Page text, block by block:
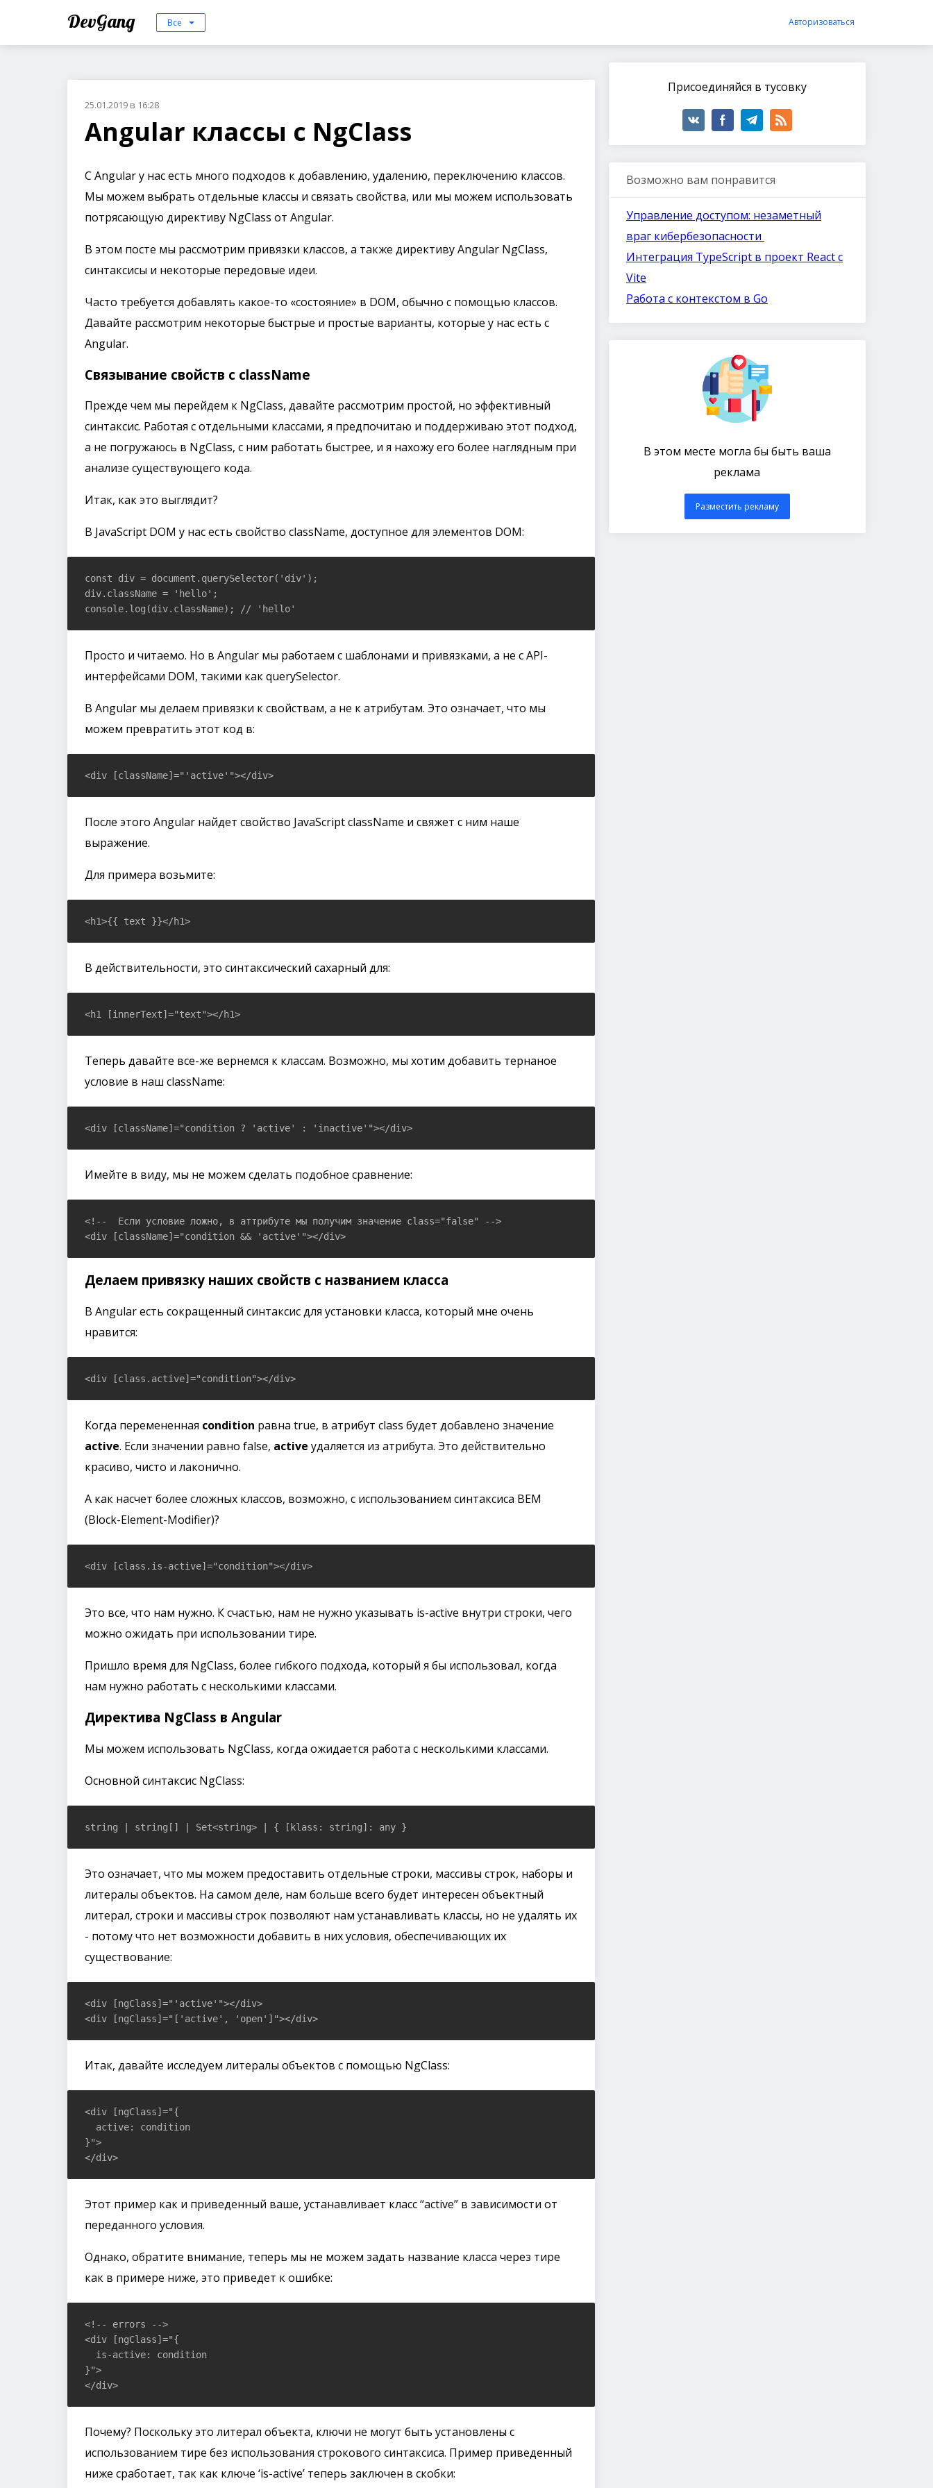
DevGang Все Авторизоваться
25.01.2019 в 16:28
Angular классы с NgClass
С Angular у нас есть много подходов к добавлению, удалению, переключению классов.
Мы можем выбрать отдельные классы и связать свойства, или мы можем использовать
потрясающую директиву NgClass от Angular.
В этом посте мы рассмотрим привязки классов, а также директиву Angular NgClass,
синтаксисы и некоторые передовые идеи.
Часто требуется добавлять какое-то «состояние» в DOM, обычно с помощью классов.
Давайте рассмотрим некоторые быстрые и простые варианты, которые у нас есть с
Angular.
Связывание свойств с className
Прежде чем мы перейдем к NgClass, давайте рассмотрим простой, но эффективный
синтаксис. Работая с отдельными классами, я предпочитаю и поддерживаю этот подход,
а не погружаюсь в NgClass, с ним работать быстрее, и я нахожу его более наглядным при
анализе существующего кода.
Итак, как это выглядит?
В JavaScript DOM у нас есть свойство className, доступное для элементов DOM:
const div = document.querySelector('div');
div.className = 'hello';
console.log(div.className); // 'hello'
Просто и читаемо. Но в Angular мы работаем с шаблонами и привязками, а не с API-
интерфейсами DOM, такими как querySelector.
В Angular мы делаем привязки к свойствам, а не к атрибутам. Это означает, что мы
можем превратить этот код в:
После этого Angular найдет свойство JavaScript className и свяжет с ним наше
выражение.
Для примера возьмите:
В действительности, это синтаксический сахарный для:
Теперь давайте все-же вернемся к классам. Возможно, мы хотим добавить тернаное
условие в наш className:
Имейте в виду, мы не можем сделать подобное сравнение:
<!--  Если условие ложно, в аттрибуте мы получим значение class="false" -->
<div [className]="condition && 'active'"></div>
Делаем привязку наших свойств с названием класса
В Angular есть сокращенный синтаксис для установки класса, который мне очень
нравится:
Когда перемененная condition равна true, в атрибут class будет добавлено значение
active. Если значении равно false, active удаляется из атрибута. Это действительно
красиво, чисто и лаконично.
А как насчет более сложных классов, возможно, с использованием синтаксиса BEM
(Block-Element-Modifier)?
Это все, что нам нужно. К счастью, нам не нужно указывать is-active внутри строки, чего
можно ожидать при использовании тире.
Пришло время для NgClass, более гибкого подхода, который я бы использовал, когда
нам нужно работать с несколькими классами.
Директива NgClass в Angular
Мы можем использовать NgClass, когда ожидается работа с несколькими классами.
Основной синтаксис NgClass:
Это означает, что мы можем предоставить отдельные строки, массивы строк, наборы и
литералы объектов. На самом деле, нам больше всего будет интересен объектный
литерал, строки и массивы строк позволяют нам устанавливать классы, но не удалять их
- потому что нет возможности добавить в них условия, обеспечивающих их
существование:
<div [ngClass]="'active'"></div>
<div [ngClass]="['active', 'open']"></div>
Итак, давайте исследуем литералы объектов с помощью NgClass:
<div [ngClass]="{
  active: condition
}">
</div>
Этот пример как и приведенный ваше, устанавливает класс “active” в зависимости от
переданного условия.
Однако, обратите внимание, теперь мы не можем задать название класса через тире
как в примере ниже, это приведет к ошибке:
<!-- errors -->
<div [ngClass]="{
  is-active: condition
}">
</div>
Почему? Поскольку это литерал объекта, ключи не могут быть установлены с
использованием тире без использования строкового синтаксиса. Пример приведенный
ниже сработает, так как ключе ‘is-active’ теперь заключен в скобки:
Присоединяйся в тусовку
Возможно вам понравится
Управление доступом: незаметный
враг кибербезопасности
Интеграция TypeScript в проект React с
Vite
Работа с контекстом в Go
В этом месте могла бы быть ваша
реклама
Разместить рекламу